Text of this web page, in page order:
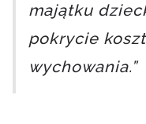
majątku
pokrycie
wychowania.”